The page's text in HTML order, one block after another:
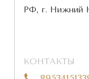
РФ, г. Нижний
КОНТАКТЫ